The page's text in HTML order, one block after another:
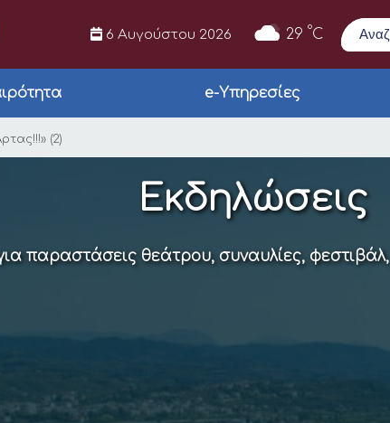
6 Αυγούστου 2026 29 °C
e-Υπηρεσίες
Άρτας!!!» (2)
(2)
Εκδηλώσεις
παραστάσεις θεάτρου, συναυλίες,